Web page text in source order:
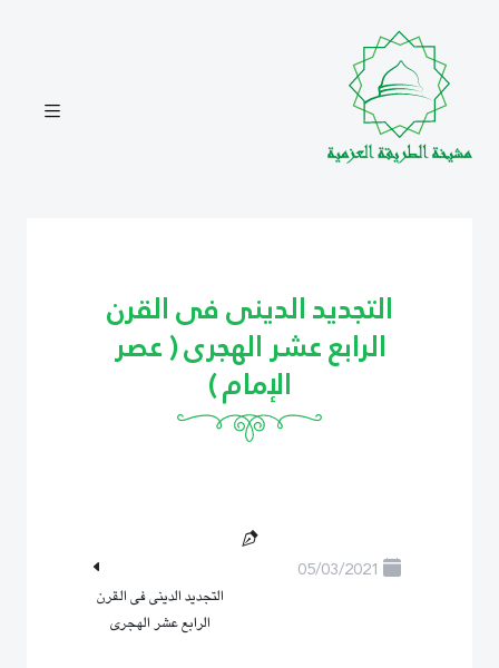
التجديد الدينى فى القرن
الرابع عشر الهجرى ( عصر
الإمام )
05/03/2021
التجديد الدينى فى القرن
الرابع عشر الهجرى